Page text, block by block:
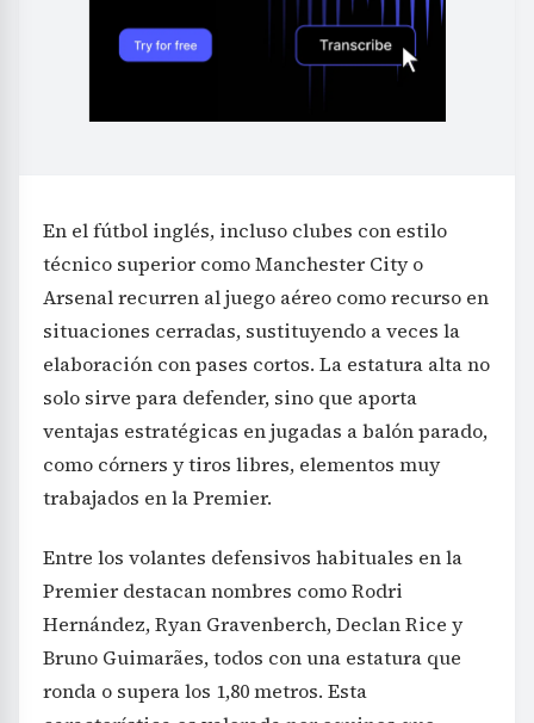
En el fútbol inglés, incluso clubes con estilo
técnico superior como Manchester City o
Arsenal recurren al juego aéreo como recurso en
situaciones cerradas, sustituyendo a veces la
elaboración con pases cortos. La estatura alta no
solo sirve para defender, sino que aporta
ventajas estratégicas en jugadas a balón parado,
como córners y tiros libres, elementos muy
trabajados en la Premier.
Entre los volantes defensivos habituales en la
Premier destacan nombres como Rodri
Hernández, Ryan Gravenberch, Declan Rice y
Bruno Guimarães, todos con una estatura que
ronda o supera los 1,80 metros. Esta